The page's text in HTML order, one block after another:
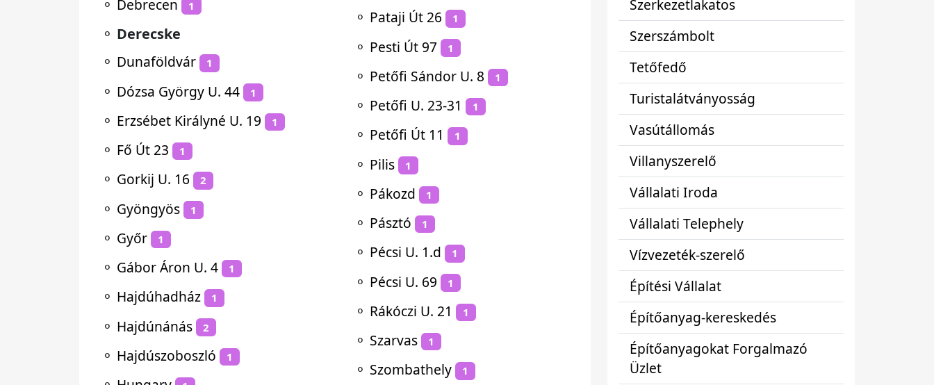
⚬ Debrecen 1
⚬ Derecske
⚬ Dunaföldvár 1
⚬ Dózsa György U. 44 1
⚬ Erzsébet Királyné U. 19 1
⚬ Fő Út 23 1
⚬ Gorkij U. 16 2
⚬ Gyöngyös 1
⚬ Győr 1
⚬ Gábor Áron U. 4 1
⚬ Hajdúhadház 1
⚬ Hajdúnánás 2
⚬ Hajdúszoboszló 1
⚬ Pataji Út 26 1
⚬ Pesti Út 97 1
⚬ Petőfi Sándor U. 8 1
⚬ Petőfi U. 23-31 1
⚬ Petőfi Út 11 1
⚬ Pilis 1
⚬ Pákozd 1
⚬ Pásztó 1
⚬ Pécsi U. 1.d 1
⚬ Pécsi U. 69 1
⚬ Rákóczi U. 21 1
⚬ Szarvas 1
⚬ Szombathely 1
Szerkezetlakatos
Szerszámbolt
Tetőfedő
Turistalátványosság
Vasútállomás
Villanyszerelő
Vállalati Iroda
Vállalati Telephely
Vízvezeték-szerelő
Építési Vállalat
Építőanyag-kereskedés
Építőanyagokat Forgalmazó
Üzlet